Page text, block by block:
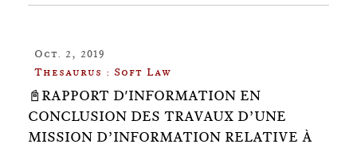
Oct. 2, 2019
Thesaurus : Soft Law
📓RAPPORT D'INFORMATION EN
CONCLUSION DES TRAVAUX D’UNE
MISSION D’INFORMATION RELATIVE À